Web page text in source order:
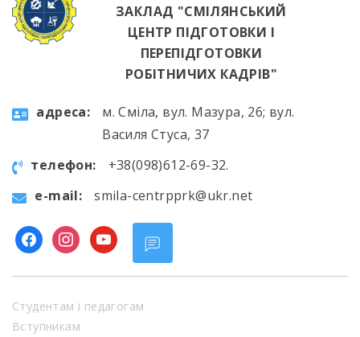
ЗАКЛАД "СМІЛЯНСЬКИЙ
ЦЕНТР ПІДГОТОВКИ І
ПЕРЕПІДГОТОВКИ
РОБІТНИЧИХ КАДРІВ"
aдресa:
м. Сміла, вул. Мазура, 26; вул.
Василя Стуса, 37
телефон:
+38(098)612-69-32.
e-mail:
smila-centrpprk@ukr.net
facebookinstagram
youtube
Студентам і педагогам
Вступникам